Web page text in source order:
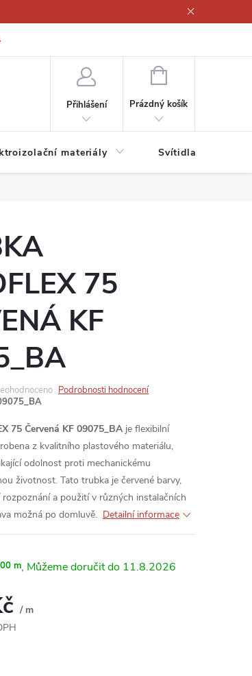
Přihlášení
NÁKUPNÍ
Prázdný košík
materiály Svítidla a zdroje
75
KF
Podrobnosti hodnocení
75 Červená KF 09075_BAje flexibilní
z kvalitního plastového materiálu,
odolnost proti mechanickému
životnost. Tato trubka je červené barvy,
a použití v různých instalačních
možná po domluvě. Detailní informace
m 11.8.2026
/ m